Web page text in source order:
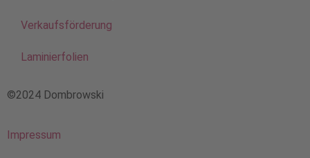
Verkaufsförderung
Laminierfolien
©2024 Dombrowski
Impressum